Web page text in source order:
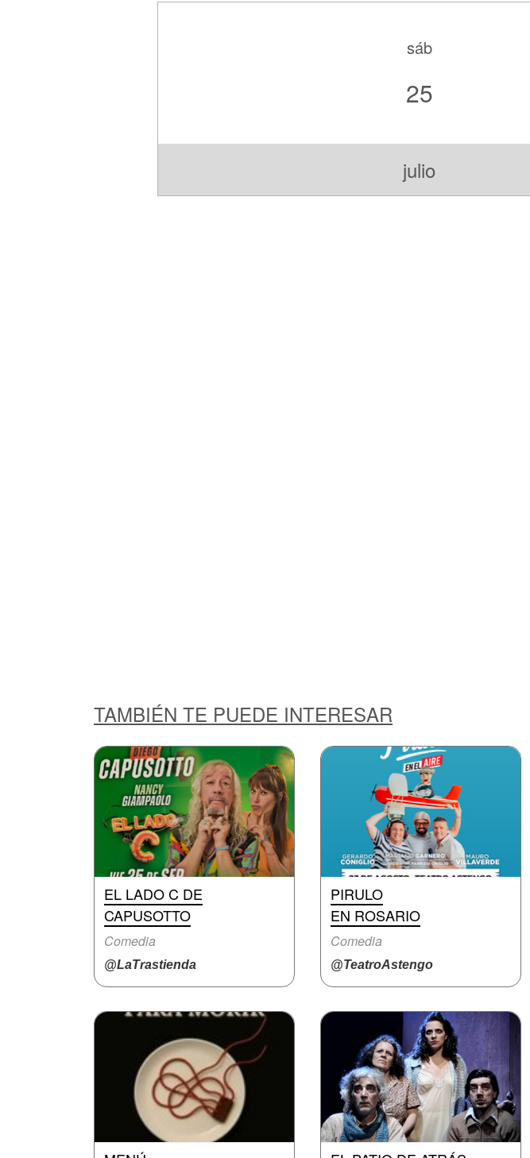
sáb
25
julio
TAMBIÉN TE PUEDE INTERESAR
EL LADO C DE
CAPUSOTTO
Comedia
@LaTrastienda
PIRULO
EN ROSARIO
Comedia
@TeatroAstengo